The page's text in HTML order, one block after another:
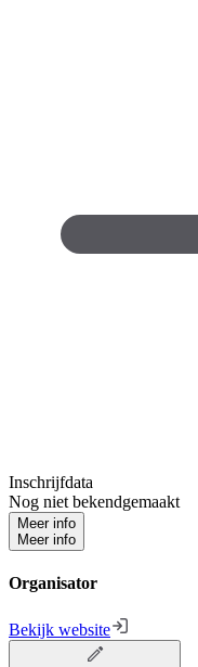
Inschrijfdata
Nog niet bekendgemaakt
Meer info
Meer info
Organisator
Bekijk website